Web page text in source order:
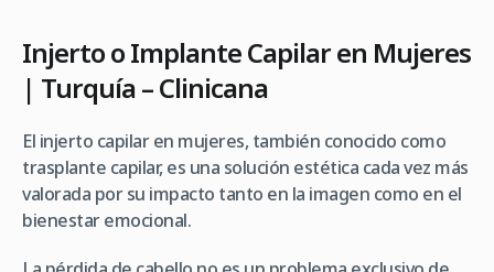
Injerto o Implante Capilar en Mujeres
| Turquía – Clinicana
El injerto capilar en mujeres, también conocido como
trasplante capilar, es una solución estética cada vez más
valorada por su impacto tanto en la imagen como en el
bienestar emocional.